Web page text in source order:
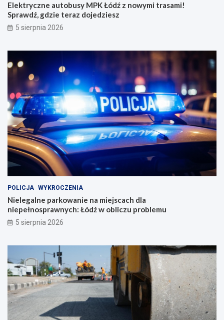
Elektryczne autobusy MPK Łódź z nowymi trasami!
Sprawdź, gdzie teraz dojedziesz
5 sierpnia 2026
POLICJA WYKROCZENIA
Nielegalne parkowanie na miejscach dla
niepełnosprawnych: Łódź w obliczu problemu
5 sierpnia 2026